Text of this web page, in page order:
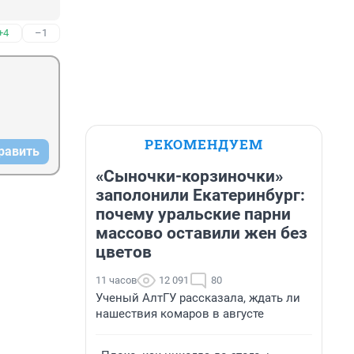
–1
РЕКОМЕНДУЕМ
«Сыночки-корзиночки»
заполонили Екатеринбург:
почему уральские парни
массово оставили жен без
цветов
11 часов 12 091 80
Ученый АлтГУ рассказала, ждать ли
нашествия комаров в августе